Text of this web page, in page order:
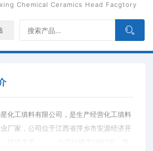
Chemical Ceramics Head Facgtory
化工填料有限公司，是生产经营化工填料
厂家，公司位于江西省萍乡市安源经济开